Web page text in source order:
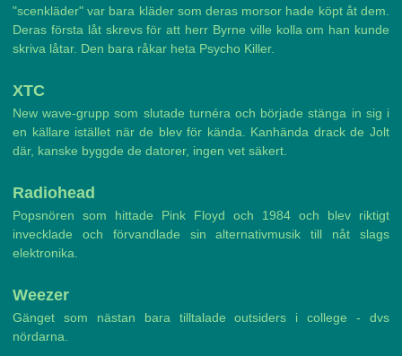
"scenkläder" var bara kläder som deras morsor hade köpt åt dem.
Deras första låt skrevs för att herr Byrne ville kolla om han kunde
skriva låtar. Den bara råkar heta Psycho Killer.
XTC
New wave-grupp som slutade turnéra och började stänga in sig i
en källare istället när de blev för kända. Kanhända drack de Jolt
där, kanske byggde de datorer, ingen vet säkert.
Radiohead
Popsnören som hittade Pink Floyd och 1984 och blev riktigt
invecklade och förvandlade sin alternativmusik till nåt slags
elektronika.
Weezer
Gänget som nästan bara tilltalade outsiders i college - dvs
nördarna.